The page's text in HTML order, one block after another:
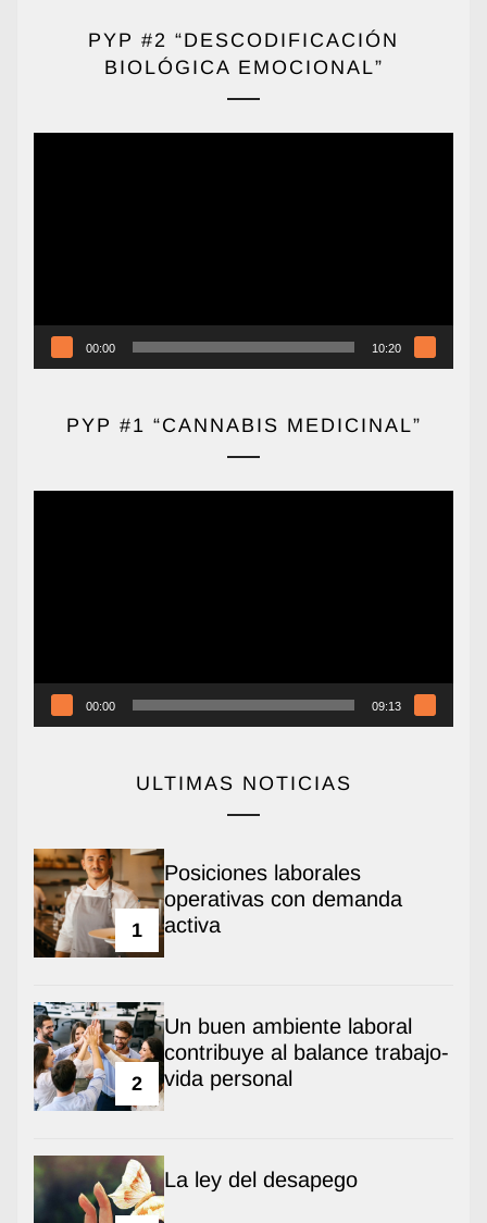
PYP #2 “DESCODIFICACIÓN
BIOLÓGICA EMOCIONAL”
00:00 10:20
PYP #1 “CANNABIS MEDICINAL”
00:00 09:13
ULTIMAS NOTICIAS
1
Posiciones laborales
operativas con demanda
activa
2
Un buen ambiente laboral
contribuye al balance trabajo-
vida personal
La ley del desapego